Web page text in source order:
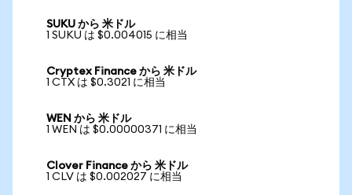
SUKU から 米ドル
1 SUKU は $0.004015 に相当
Cryptex Finance から 米ドル
1 CTX は $0.3021 に相当
WEN から 米ドル
1 WEN は $0.00000371 に相当
Clover Finance から 米ドル
1 CLV は $0.002027 に相当